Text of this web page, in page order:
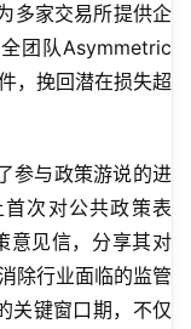
多家交易所提供企
团队Asymmetric
，挽回潜在损失超
参与政策游说的进
次对公共政策表
意见信，分享其对
除行业面临的监管
关键窗口期，不仅